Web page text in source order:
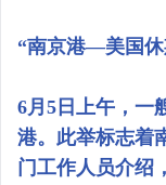
“南京港—美国
6月5日上午，一
港。此举标志着
门工作人员介绍